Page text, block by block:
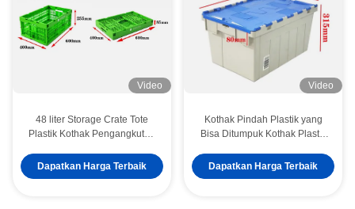
Video
48 liter Storage Crate Tote
Plastik Kothak Pengangkutan
Sayuran yang dapat dilipat
Dapatkan Harga Terbaik
Video
Kothak Pindah Plastik yang
Bisa Ditumpuk Kothak Plastik
Dapatkan Harga Terbaik